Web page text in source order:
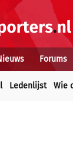
Forums
Ledenlijst Wie